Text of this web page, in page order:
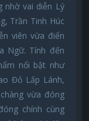
nhờ vai diễn Lý
Trần Tinh Húc
viên vừa điển
Ngữ. Tính đến
nổi bật như
Đỏ Lấp Lánh,
vừa đóng
chính cùng